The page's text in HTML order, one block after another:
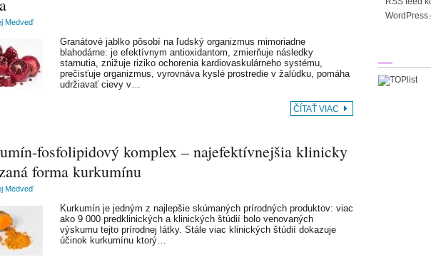
Medveď
Granátové jablko pôsobí na ľudský organizmus mimoriadne
blahodárne: je efektívnym antioxidantom, zmierňuje následky
starnutia, znižuje riziko ochorenia kardiovaskulárneho systému,
prečisťuje organizmus, vyrovnáva kyslé prostredie v žalúdku, pomáha
udržiavať cievy v…
ČÍTAŤ VIAC
fosfolipidový komplex – najefektívnejšia klinicky
forma kurkumínu
Medveď
Kurkumín je jedným z najlepšie skúmaných prírodných produktov: viac
ako 9 000 predklinických a klinických štúdií bolo venovaných
výskumu tejto prírodnej látky. Stále viac klinických štúdií dokazuje
účinok kurkumínu ktorý…